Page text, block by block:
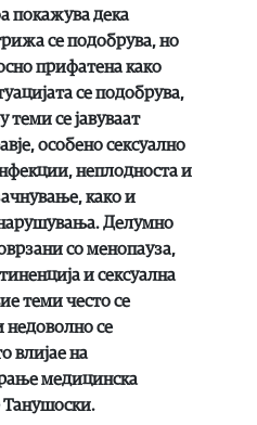
покажува дека
се подобрува, но
прифатена како
се подобрува,
теми се јавуваат
особено сексуално
неплодноста и
како и
Делумно
со менопауза,
и сексуална
теми често се
недоволно се
влијае на
медицинска